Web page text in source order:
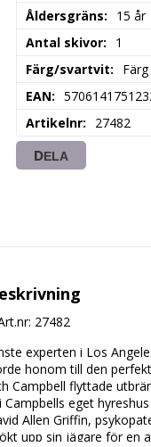
Åldersgräns
15 år
Antal skivor
1
Färg/svartvit
Färg
EAN
Artikelnr
27482
DELA
27482
experten i Los
honom till den
Campbell flyttade
eget
Allen Griffin,
upp sin jägare för en